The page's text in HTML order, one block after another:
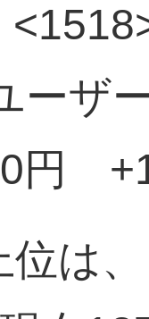
ーザ
円
位は